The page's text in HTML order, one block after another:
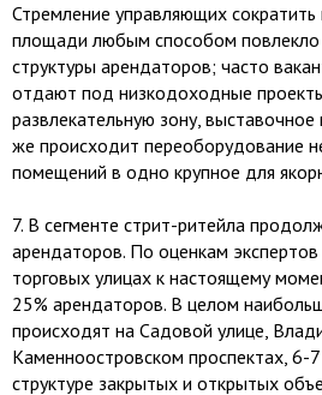
Стремление управляющих сократить
площади любым способом повлекло
структуры арендаторов; часто
отдают под низкодоходные
развлекательную зону, выставочное
же происходит переоборудование
помещений в одно крупное для
7.​ В сегменте стрит-ритейла
арендаторов. По оценкам
торговых улицах к настоящему
25% арендаторов. В целом
происходят на Садовой улице,
Каменноостровском проспектах, 6-
структуре закрытых и открытых